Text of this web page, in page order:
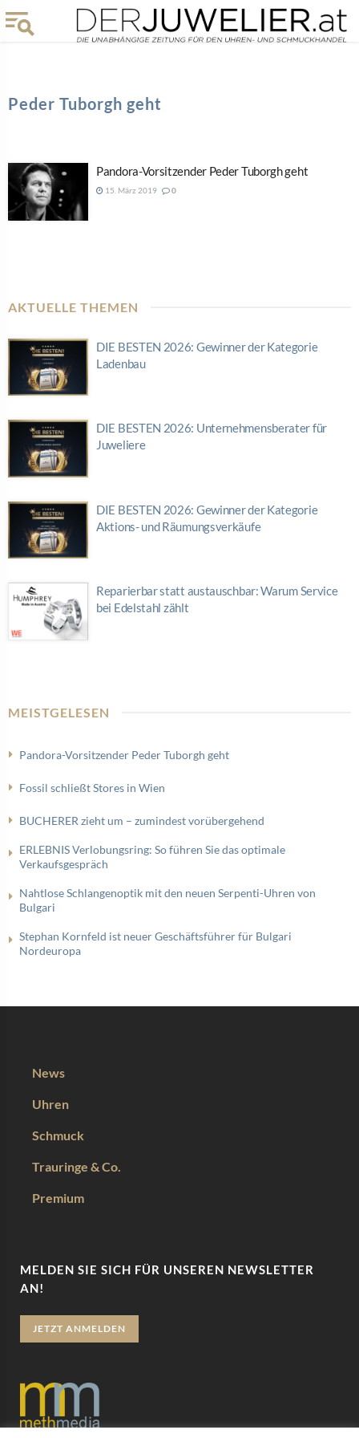
Peder Tuborgh geht
Pandora-Vorsitzender Peder Tuborgh geht
15. März 2019 0
AKTUELLE THEMEN
DIE BESTEN 2026: Gewinner der Kategorie
Ladenbau
DIE BESTEN 2026: Unternehmensberater für
Juweliere
DIE BESTEN 2026: Gewinner der Kategorie
Aktions- und Räumungsverkäufe
Reparierbar statt austauschbar: Warum Service
bei Edelstahl zählt
MEISTGELESEN
Pandora-Vorsitzender Peder Tuborgh geht
Fossil schließt Stores in Wien
BUCHERER zieht um – zumindest vorübergehend
ERLEBNIS Verlobungsring: So führen Sie das optimale
Verkaufsgespräch
Nahtlose Schlangenoptik mit den neuen Serpenti-Uhren von
Bulgari
Stephan Kornfeld ist neuer Geschäftsführer für Bulgari
Nordeuropa
News
Uhren
Schmuck
Trauringe & Co.
Premium
MELDEN SIE SICH FÜR UNSEREN NEWSLETTER
AN!
JETZT ANMELDEN